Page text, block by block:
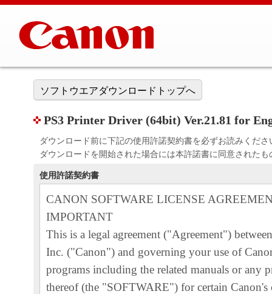
ソフトウエアダウンロードトップへ
PS3 Printer Driver (64bit) Ver.21.81 for
ダウンロード前に下記の使用許諾契約書を必ずお読みくださ
ダウンロードを開始された場合には本許諾書に同意された
使用許諾契約書
CANON SOFTWARE LICENSE
IMPORTANT
This is a legal agreement ("Agreement")
Inc. ("Canon") and governing your use of
programs including the related manuals or any
thereof (the "SOFTWARE") for certain Canon's